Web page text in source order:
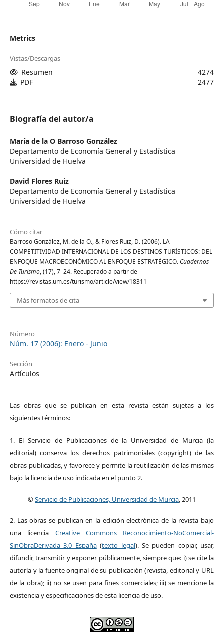
Metrics
Vistas/Descargas
Resumen
4274
PDF
2477
Biografía del autor/a
María de la O Barroso González
Departamento de Economía General y Estadística
Universidad de Huelva
David Flores Ruiz
Departamento de Economía General y Estadística
Universidad de Huelva
Cómo citar
Barroso González, M. de la O., & Flores Ruiz, D. (2006). LA
COMPETITIVIDAD INTERNACIONAL DE LOS DESTINOS TURÍSTICOS: DEL
ENFOQUE MACROECONÓMICO AL ENFOQUE ESTRATÉGICO.Cuadernos
De Turismo, (17), 7–24. Recuperado a partir de
https://revistas.um.es/turismo/article/view/18311
Más formatos de cita
Número
Núm. 17 (2006): Enero - Junio
Sección
Artículos
Las obras que se publican en esta revista están sujetas a los
siguientes términos:
1. El Servicio de Publicaciones de la Universidad de Murcia (la
editorial) conserva los derechos patrimoniales (copyright) de las
obras publicadas, y favorece y permite la reutilización de las mismas
bajo la licencia de uso indicada en el punto 2.
©Servicio de Publicaciones, Universidad de Murcia, 2011
2. Las obras se publican en la edición electrónica de la revista bajo
una licencia Creative Commons Reconocimiento-NoComercial-
SinObraDerivada 3.0 España(texto legal). Se pueden copiar, usar,
difundir, transmitir y exponer públicamente, siempre que: i) se cite la
autoría y la fuente original de su publicación (revista, editorial y URL
de la obra); ii) no se usen para fines comerciales; iii) se mencione la
existencia y especificaciones de esta licencia de uso.